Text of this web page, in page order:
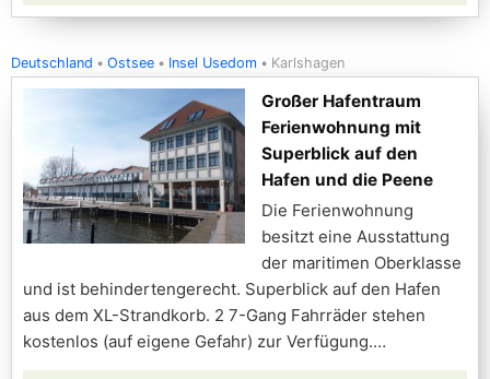
Deutschland Ostsee Insel Usedom Karlshagen
Großer Hafentraum
Ferienwohnung mit
Superblick auf den
Hafen und die Peene
Die Ferienwohnung
besitzt eine Ausstattung
der maritimen Oberklasse
und ist behindertengerecht. Superblick auf den Hafen
aus dem XL-Strandkorb. 2 7-Gang Fahrräder stehen
kostenlos (auf eigene Gefahr) zur Verfügung.